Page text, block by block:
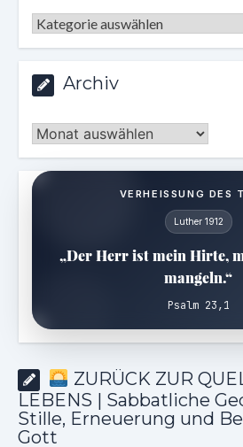
Kategorien
Archiv
Archiv
VERHEISSUNG DES
Luther 1912
„Der Herr ist mein Hirte,
mangeln.“
Psalm 23,1
ZURÜCK ZUR
LEBENS | Sabbatliche
Stille, Erneuerung und
Gott